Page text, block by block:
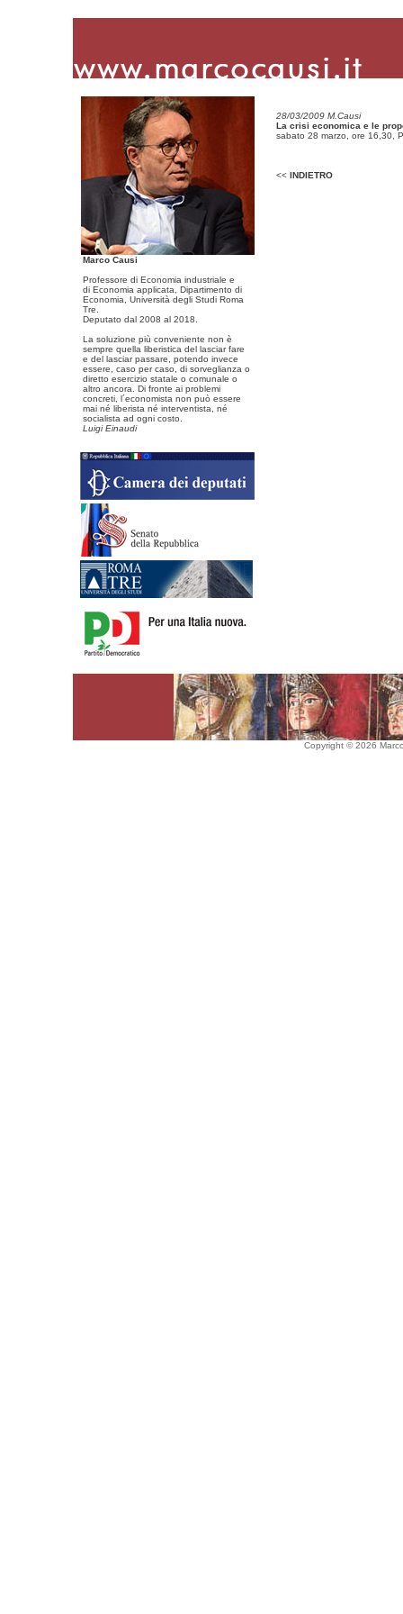
Marco Causi
Professore di Economia industriale e
di Economia applicata, Dipartimento di
Economia, Università degli Studi Roma
Tre.
Deputato dal 2008 al 2018.
La soluzione più conveniente non è
sempre quella liberistica del lasciar fare
e del lasciar passare, potendo invece
essere, caso per caso, di sorveglianza o
diretto esercizio statale o comunale o
altro ancora. Di fronte ai problemi
concreti, l´economista non può essere
mai né liberista né interventista, né
socialista ad ogni costo.
Luigi Einaudi
28/03/2009 M.Causi
La crisi economica e le
sabato 28 marzo, ore 16,30,
<< INDIETRO
Copyright © 2026